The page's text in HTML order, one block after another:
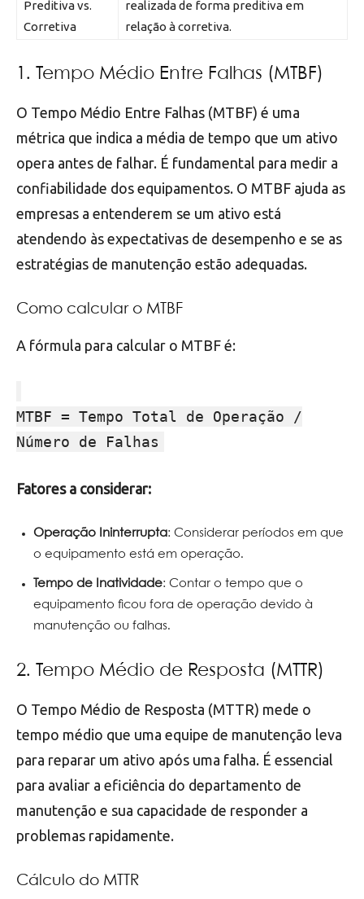
Preditiva vs.
Corretiva
realizada de forma preditiva em
relação à corretiva.
1. Tempo Médio Entre Falhas (MTBF)
O Tempo Médio Entre Falhas (MTBF) é uma
métrica que indica a média de tempo que um ativo
opera antes de falhar. É fundamental para medir a
confiabilidade dos equipamentos. O MTBF ajuda as
empresas a entenderem se um ativo está
atendendo às expectativas de desempenho e se as
estratégias de manutenção estão adequadas.
Como calcular o MTBF
A fórmula para calcular o MTBF é:
MTBF = Tempo Total de Operação /
Número de Falhas
Fatores a considerar:
Operação Ininterrupta: Considerar períodos em que
o equipamento está em operação.
Tempo de Inatividade: Contar o tempo que o
equipamento ficou fora de operação devido à
manutenção ou falhas.
2. Tempo Médio de Resposta (MTTR)
O Tempo Médio de Resposta (MTTR) mede o
tempo médio que uma equipe de manutenção leva
para reparar um ativo após uma falha. É essencial
para avaliar a eficiência do departamento de
manutenção e sua capacidade de responder a
problemas rapidamente.
Cálculo do MTTR